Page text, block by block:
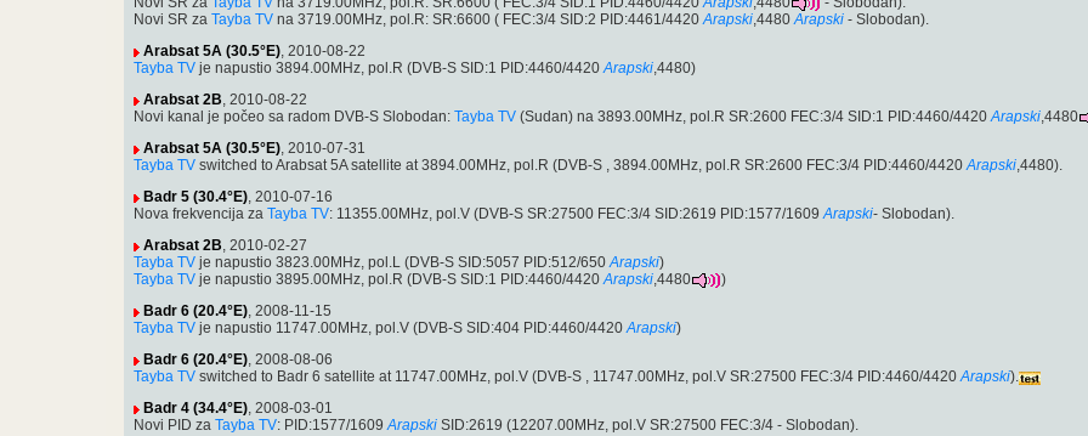
Novi SR za Tayba TV na 3719.00MHz, pol.R: SR:6600 ( FEC:3/4 SID:2 PID:4461/4420 Arapski,4480 Arapski - Slobodan).
Arabsat 5A (30.5°E), 2010-08-22
Tayba TV je napustio 3894.00MHz, pol.R (DVB-S SID:1 PID:4460/4420 Arapski,4480)
Arabsat 2B, 2010-08-22
Novi kanal je počeo sa radom DVB-S Slobodan: Tayba TV (Sudan) na 3893.00MHz, pol.R SR:2600 FEC:3/4 SID:1 PID:4460/4420 Arapski,4480
Arabsat 5A (30.5°E), 2010-07-31
Tayba TV switched to Arabsat 5A satellite at 3894.00MHz, pol.R (DVB-S , 3894.00MHz, pol.R SR:2600 FEC:3/4 PID:4460/4420 Arapski,4480).
Badr 5 (30.4°E), 2010-07-16
Nova frekvencija za Tayba TV: 11355.00MHz, pol.V (DVB-S SR:27500 FEC:3/4 SID:2619 PID:1577/1609 Arapski- Slobodan).
Arabsat 2B, 2010-02-27
Tayba TV je napustio 3823.00MHz, pol.L (DVB-S SID:5057 PID:512/650 Arapski)
Tayba TV je napustio 3895.00MHz, pol.R (DVB-S SID:1 PID:4460/4420 Arapski,4480
)
Badr 6 (20.4°E), 2008-11-15
Tayba TV je napustio 11747.00MHz, pol.V (DVB-S SID:404 PID:4460/4420 Arapski)
Badr 6 (20.4°E), 2008-08-06
Tayba TV switched to Badr 6 satellite at 11747.00MHz, pol.V (DVB-S , 11747.00MHz, pol.V SR:27500 FEC:3/4 PID:4460/4420 Arapski).
Badr 4 (34.4°E), 2008-03-01
Novi PID za Tayba TV: PID:1577/1609 Arapski SID:2619 (12207.00MHz, pol.V SR:27500 FEC:3/4 - Slobodan).